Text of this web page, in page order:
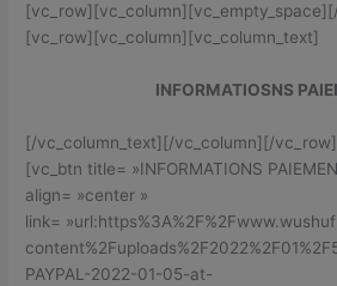
[vc_row][vc_column][vc_column_text]
INFORMATIOSNS
[/vc_column_text][/vc_column][/
[vc_btn title= »INFORMATIONS
align= »center »
link=
PAYPAL-2022-01-05-at-